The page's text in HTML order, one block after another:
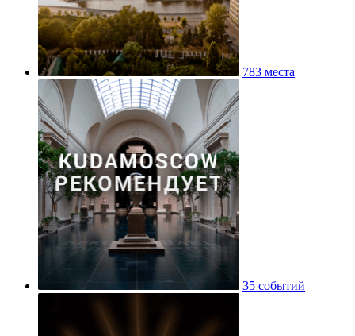
783 места
35 событий